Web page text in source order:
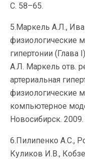
С. 58–65.
5.Маркель А.Л.,
физиологические
гипертонии
А.Л. Маркель отв.
артериальная
физиологические
компьютерное
Новосибирск.
6.Пилипенко А.С.,
Куликов И.В.,